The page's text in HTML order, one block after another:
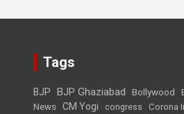
Tags
BJP BJP Ghaziabad Bollywood
News CM Yogi congress Corona